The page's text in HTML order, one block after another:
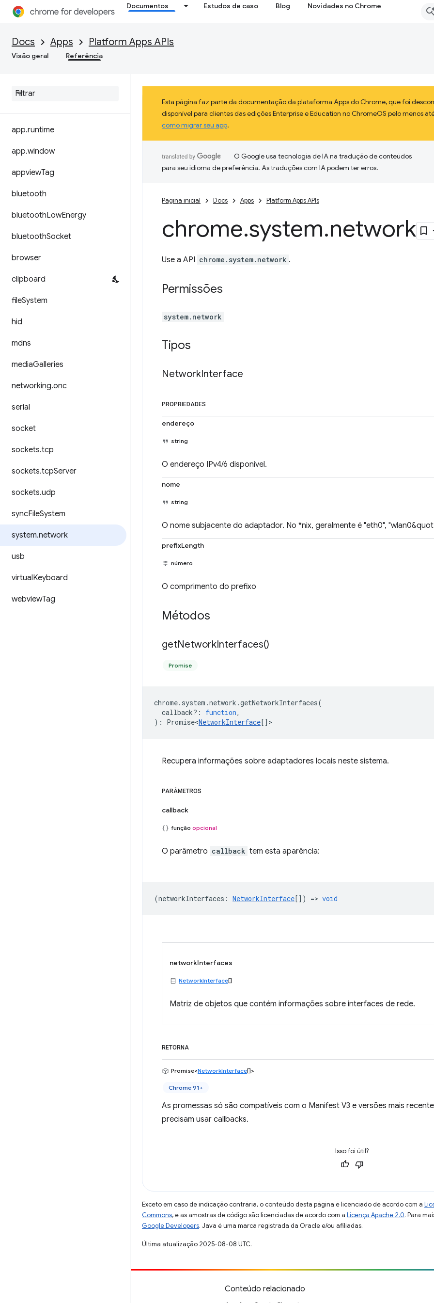
Documentos Estudos de caso Blog Novidades no Chrome
Docs Apps Platform Apps APIs
Visão geral Referência
app.runtime
app.window
appviewTag
bluetooth
bluetoothLowEnergy
bluetoothSocket
browser
clipboard
fileSystem
hid
mdns
mediaGalleries
networking.onc
serial
socket
sockets.tcp
sockets.tcpServer
sockets.udp
syncFileSystem
system.network
usb
virtualKeyboard
webviewTag
Esta página faz parte da documentação da plataforma Apps do Chrome, que foi
disponível para clientes das edições Enterprise e Education no ChromeOS pelo menos
como migrar seu app.
O Google usa tecnologia de IA na tradução de conteúdos
para seu idioma de preferência. As traduções com IA podem ter erros.
Página inicial Docs Apps Platform Apps APIs
chrome.system.network
Use a API chrome.system.network .
Permissões
system.network
Tipos
NetworkInterface
PROPRIEDADES
endereço
string
O endereço IPv4/6 disponível.
nome
string
O nome subjacente do adaptador. No *nix, geralmente é "eth0",
prefixLength
número
O comprimento do prefixo
Métodos
getNetworkInterfaces()
Promise
chrome. system .network .getNetworkInterfaces(
callback? : function,
) : Promise<NetworkInterface[] >
Recupera informações sobre adaptadores locais neste sistema.
PARÂMETROS
callback
função opcional
O parâmetro callback tem esta aparência:
(networkInterfaces : NetworkInterface[]) => void
networkInterfaces
NetworkInterface[]
Matriz de objetos que contém informações sobre interfaces de rede.
RETORNA
Promise<NetworkInterface[]>
Chrome 91+
As promessas só são compatíveis com o Manifest V3 e versões mais
precisam usar callbacks.
Isso foi útil?
Exceto em caso de indicação contrária, o conteúdo desta página é licenciado de acordo com a
Commons, e as amostras de código são licenciadas de acordo com a Licença Apache 2.0. Para
Google Developers. Java é uma marca registrada da Oracle e/ou afiliadas.
Última atualização 2025-08-08 UTC.
Conteúdo relacionado